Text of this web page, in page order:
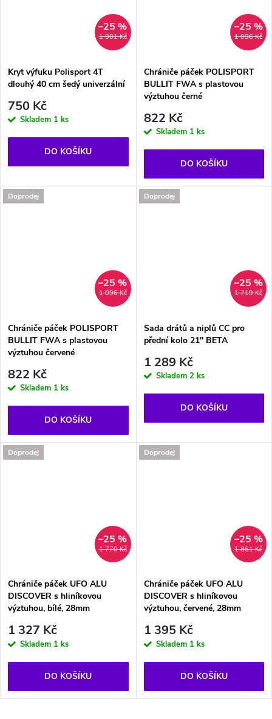
1 001 Kč
–25 %
Kryt výfuku Polisport 4T
dlouhý 40 cm šedý univerzální
750 Kč
Skladem 1 ks
DO KOŠÍKU
1 096 Kč
–25 %
Chrániče páček POLISPORT
BULLIT FWA s plastovou
výztuhou černé
822 Kč
Skladem 1 ks
DO KOŠÍKU
Doprodej
1 096 Kč
–25 %
Chrániče páček POLISPORT
BULLIT FWA s plastovou
výztuhou červené
822 Kč
Skladem 1 ks
DO KOŠÍKU
Doprodej
1 719 Kč
–25 %
Sada drátů a niplů CC pro
přední kolo 21'' BETA
1 289 Kč
Skladem 2 ks
DO KOŠÍKU
Doprodej
1 770 Kč
–25 %
Chrániče páček UFO ALU
DISCOVER s hliníkovou
výztuhou, bílé, 28mm
1 327 Kč
Skladem 1 ks
DO KOŠÍKU
Doprodej
1 861 Kč
–25 %
Chrániče páček UFO ALU
DISCOVER s hliníkovou
výztuhou, červené, 28mm
1 395 Kč
Skladem 1 ks
DO KOŠÍKU